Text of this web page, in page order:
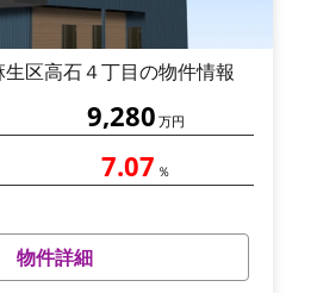
区高石４丁目の物件情報
9,280 万円
7.07 ％
物件詳細